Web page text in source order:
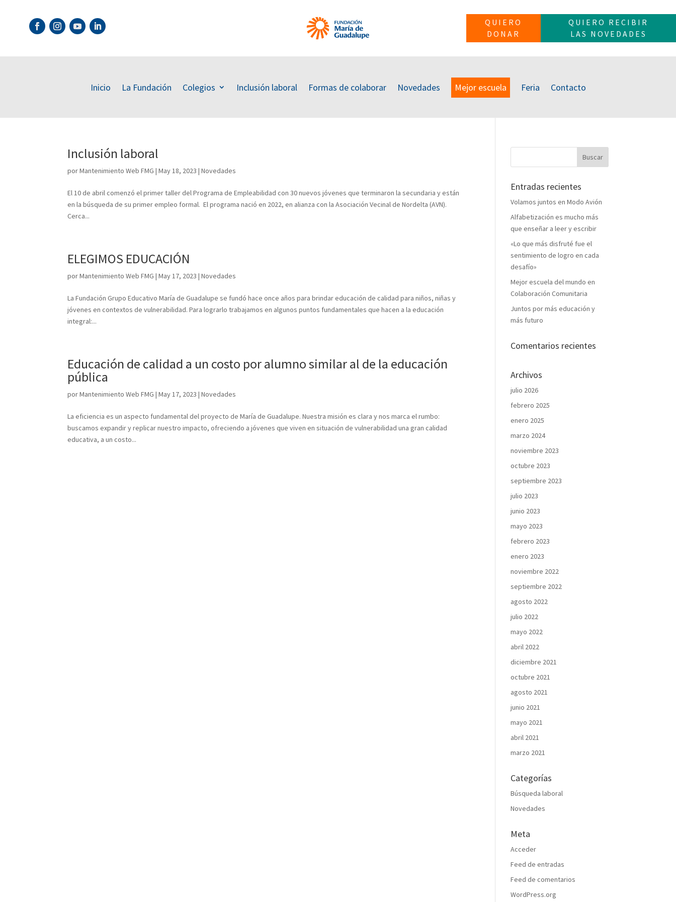
QUIERO
DONAR
QUIERO RECIBIR
LAS NOVEDADES
Inicio La Fundación Colegios Inclusión laboral Formas de colaborar Novedades Mejor escuela Feria Contacto
Inclusión laboral
porMantenimiento Web FMG |May 18, 2023 |Novedades
El 10 de abril comenzó el primer taller del Programa de Empleabilidad con 30 nuevos jóvenes que terminaron la secundaria y están
en la búsqueda de su primer empleo formal. El programa nació en 2022, en alianza con la Asociación Vecinal de Nordelta (AVN).
Cerca...
ELEGIMOS EDUCACIÓN
porMantenimiento Web FMG |May 17, 2023 |Novedades
La Fundación Grupo Educativo María de Guadalupe se fundó hace once años para brindar educación de calidad para niños, niñas y
jóvenes en contextos de vulnerabilidad. Para lograrlo trabajamos en algunos puntos fundamentales que hacen a la educación
integral:...
Educación de calidad a un costo por alumno similar al de la educación
pública
porMantenimiento Web FMG |May 17, 2023 |Novedades
La eficiencia es un aspecto fundamental del proyecto de María de Guadalupe. Nuestra misión es clara y nos marca el rumbo:
buscamos expandir y replicar nuestro impacto, ofreciendo a jóvenes que viven en situación de vulnerabilidad una gran calidad
educativa, a un costo...
Entradas recientes
Volamos juntos en Modo Avión
Alfabetización es mucho más
que enseñar a leer y escribir
«Lo que más disfruté fue el
sentimiento de logro en cada
desafío»
Mejor escuela del mundo en
Colaboración Comunitaria
Juntos por más educación y
más futuro
Comentarios recientes
Archivos
julio 2026
febrero 2025
enero 2025
marzo 2024
noviembre 2023
octubre 2023
septiembre 2023
julio 2023
junio 2023
mayo 2023
febrero 2023
enero 2023
noviembre 2022
septiembre 2022
agosto 2022
julio 2022
mayo 2022
abril 2022
diciembre 2021
octubre 2021
agosto 2021
junio 2021
mayo 2021
abril 2021
marzo 2021
Categorías
Búsqueda laboral
Novedades
Meta
Acceder
Feed de entradas
Feed de comentarios
WordPress.org